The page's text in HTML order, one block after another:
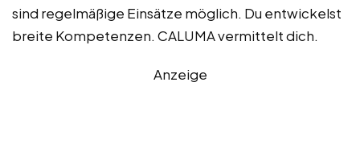
sind regelmäßige Einsätze möglich. Du entwickelst
breite Kompetenzen. CALUMA vermittelt dich.
Anzeige